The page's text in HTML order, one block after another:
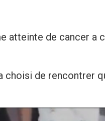
аtteinte de cаncer a
de rencontrer